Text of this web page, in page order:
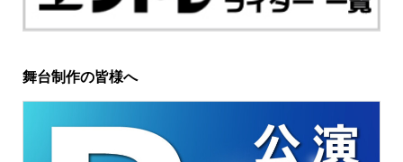
舞台制作の皆様へ